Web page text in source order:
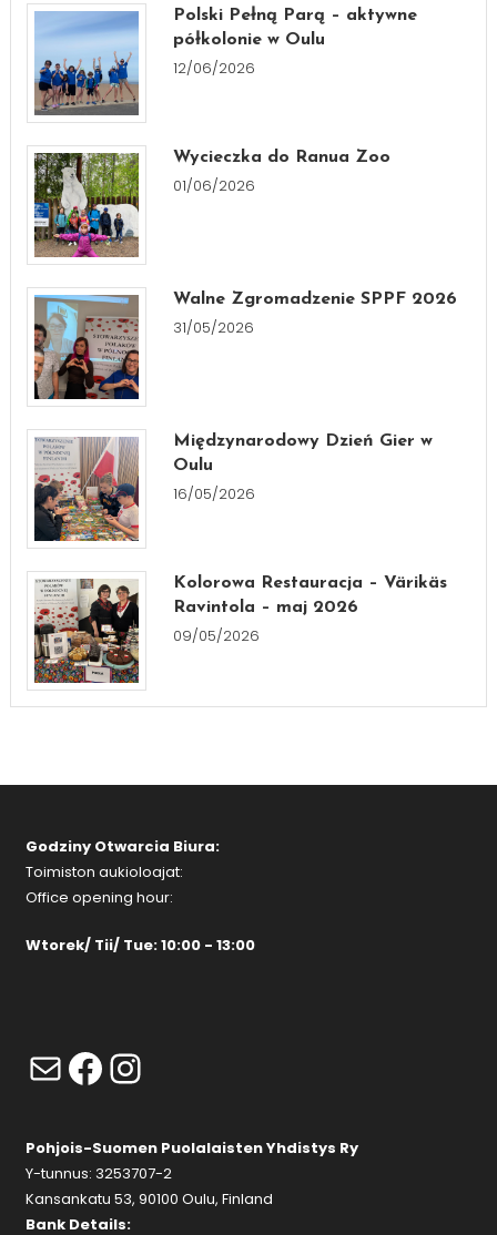
Polski Pełną Parą – aktywne
półkolonie w Oulu
12/06/2026
Wycieczka do Ranua Zoo
01/06/2026
Walne Zgromadzenie SPPF 2026
31/05/2026
Międzynarodowy Dzień Gier w
Oulu
16/05/2026
Kolorowa Restauracja – Värikäs
Ravintola – maj 2026
09/05/2026
Godziny Otwarcia Biura:
Toimiston aukioloajat:
Office opening hour:
Wtorek/ Tii/ Tue: 10:00 - 13:00
MailFacebook
Instagram
Pohjois-Suomen Puolalaisten Yhdistys Ry
Y-tunnus: 3253707-2
Kansankatu 53, 90100 Oulu, Finland
Bank Details: